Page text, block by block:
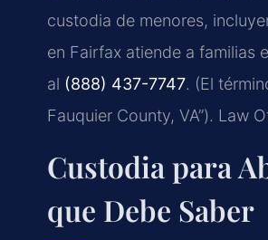
custodia de menores,
en Fairfax atiende a familias
al (888) 437-7747. (El
Fauquier County, VA”). Law
Custodia para
que Debe Saber